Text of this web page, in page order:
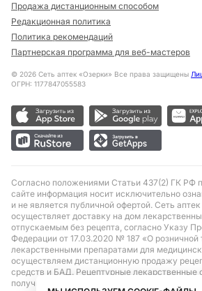
Продажа дистанционным способом
Редакционная политика
Политика рекомендаций
Партнерская программа для веб-мастеров
© 2026 Сеть аптек «Озерки» Все права защищены
ОГРН: 1177847055583
Согласно положениями Статьи 437(2) ГК РФ
сайте информация носит исключительно
и не является публичной офертой. Сеть
осуществляет доставку на дом
отпускаемым без рецепта, согласно Указу
Федерации от 17.03.2020 № 187 «О розничной
лекарственными препаратами для
осуществляем дистанционную продажу
средств и БАД. Рецептурные лекарственные
получить только при помощи самовывоза в